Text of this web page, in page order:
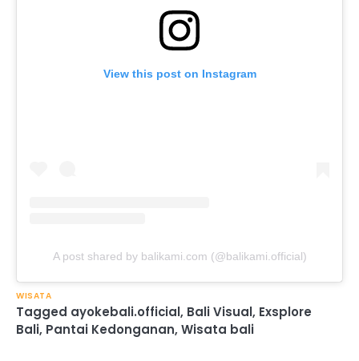
View this post on Instagram
A post shared by balikami.com (@balikami.official)
WISATA
Tagged ayokebali.official, Bali Visual, Exsplore
Bali, Pantai Kedonganan, Wisata bali